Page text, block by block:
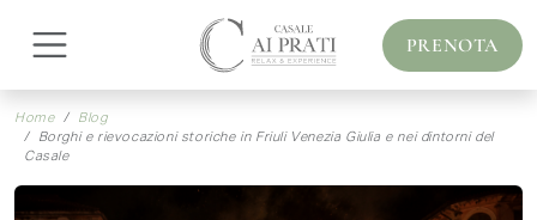
PRENOTA
Home
Blog
Borghi e rievocazioni storiche in Friuli Venezia Giulia e nei dintorni del
Casale